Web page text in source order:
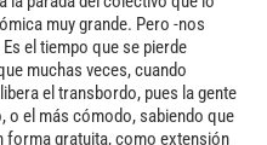
muy grande. Pero -nos
el tiempo que se pierde
muchas veces, cuando
el transbordo, pues la gente
o el más cómodo, sabiendo que
forma gratuita, como extensión